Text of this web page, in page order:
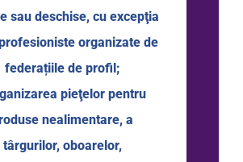
sau deschise, cu excepţia
organizate de
federațiile de profil;
pieţelor pentru
nealimentare, a
târgurilor, oboarelor,